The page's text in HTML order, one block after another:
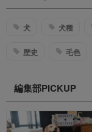
犬 犬種
歴史 毛色
編集部PICKUP